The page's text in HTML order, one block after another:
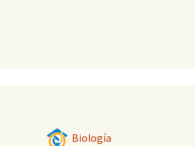
Biología